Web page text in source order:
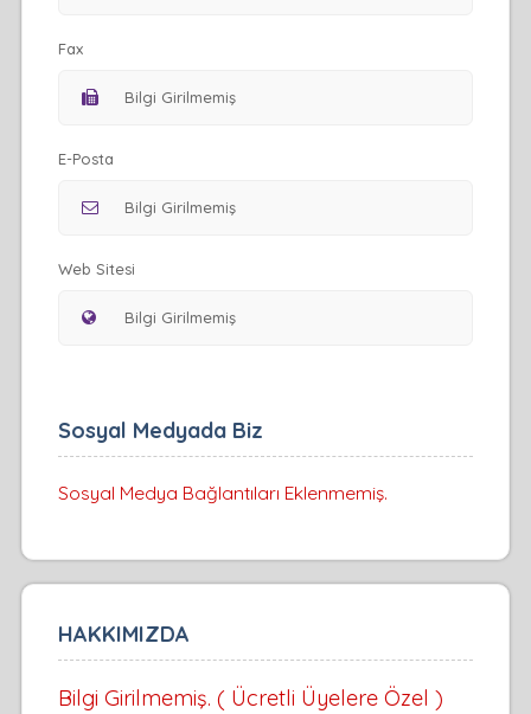
Fax
E-Posta
Web Sitesi
Sosyal Medyada Biz
Sosyal Medya Bağlantıları Eklenmemiş.
HAKKIMIZDA
Bilgi Girilmemiş. ( Ücretli Üyelere Özel )